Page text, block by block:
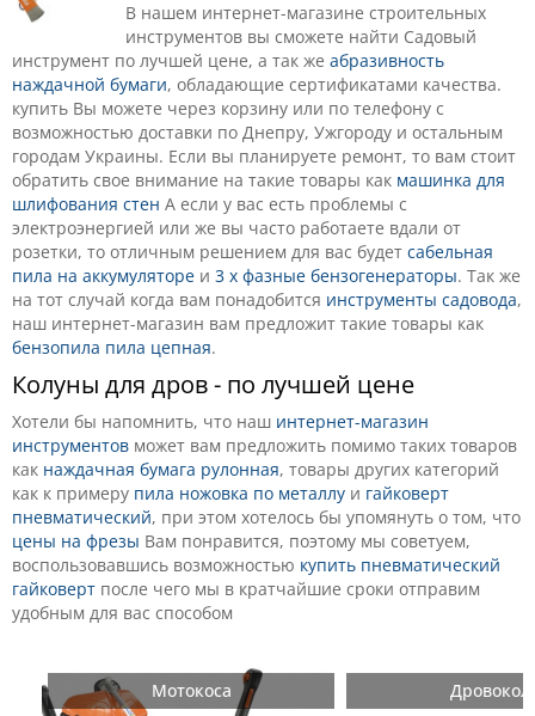
В нашем интернет-магазине строительных
инструментов вы сможете найти Садовый
инструмент по лучшей цене, а так же абразивность
наждачной бумаги, обладающие сертификатами качества.
купить Вы можете через корзину или по телефону с
возможностью доставки по Днепру, Ужгороду и остальным
городам Украины. Если вы планируете ремонт, то вам стоит
обратить свое внимание на такие товары как машинка для
шлифования стен А если у вас есть проблемы с
электроэнергией или же вы часто работаете вдали от
розетки, то отличным решением для вас будет сабельная
пила на аккумуляторе и 3 х фазные бензогенераторы. Так же
на тот случай когда вам понадобится инструменты садовода,
наш интернет-магазин вам предложит такие товары как
бензопила пила цепная.
Колуны для дров - по лучшей цене
Хотели бы напомнить, что наш интернет-магазин
инструментов может вам предложить помимо таких товаров
как наждачная бумага рулонная, товары других категорий
как к примеру пила ножовка по металлу и гайковерт
пневматический, при этом хотелось бы упомянуть о том, что
цены на фрезы Вам понравится, поэтому мы советуем,
воспользовавшись возможностью купить пневматический
гайковерт после чего мы в кратчайшие сроки отправим
удобным для вас способом
Мотокоса Дровокол